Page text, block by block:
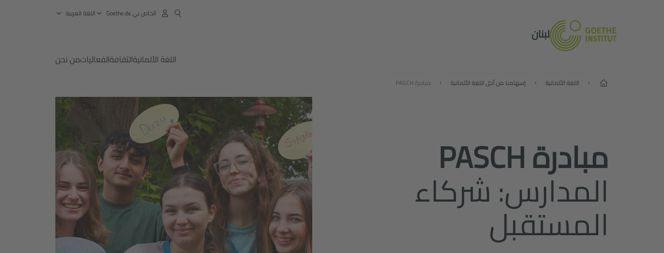
لبنان
الخاص بي Goethe.de ‏اللغة العربية
اللغة الألمانيةالثقافةالفعالياتمن نحن
البداية اللغة الألمانية إسهامنا من أجل اللغة الألمانية مبادرة PASCH
مبادرة PASCH
المدارس: شركاء
المستقبل